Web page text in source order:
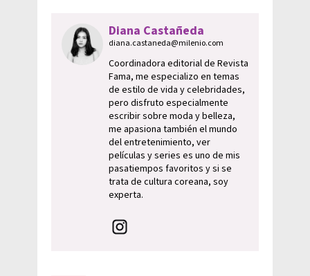
Diana Castañeda
diana.castaneda@milenio.com
Coordinadora editorial de Revista
Fama, me especializo en temas
de estilo de vida y celebridades,
pero disfruto especialmente
escribir sobre moda y belleza,
me apasiona también el mundo
del entretenimiento, ver
películas y series es uno de mis
pasatiempos favoritos y si se
trata de cultura coreana, soy
experta.